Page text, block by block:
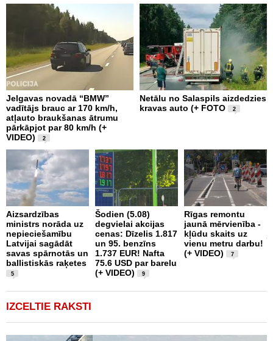
Jelgavas novadā “BMW”
vadītājs brauc ar 170 km/h,
atļauto braukšanas ātrumu
pārkāpjot par 80 km/h (+
VIDEO)
2
Netālu no Salaspils aizdedzies
kravas auto (+ FOTO
2
Aizsardzības
ministrs norāda uz
nepieciešamību
Latvijai sagādāt
savas spārnotās un
ballistiskās raķetes
5
Šodien (5.08)
degvielai akcijas
cenas: Dīzelis 1.817
un 95. benzīns
1.737 EUR! Nafta
75.6 USD par barelu
(+ VIDEO)
9
Rīgas remontu
jaunā mērvienība -
kļūdu skaits uz
vienu metru darbu!
(+ VIDEO)
7
IZCELTIE RAKSTI